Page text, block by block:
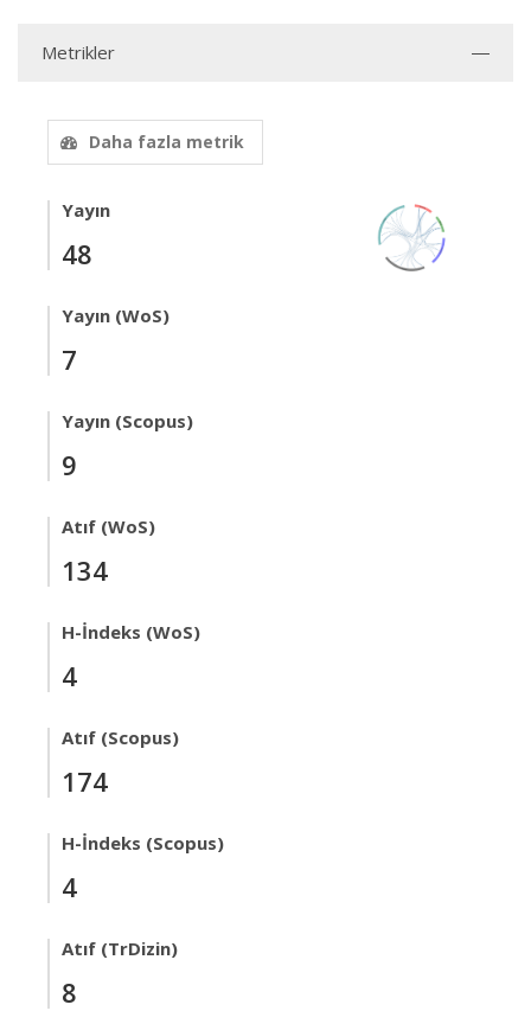
Metrikler
Daha fazla metrik
Yayın
48
Yayın (WoS)
7
Yayın (Scopus)
9
Atıf (WoS)
134
H-İndeks (WoS)
4
Atıf (Scopus)
174
H-İndeks (Scopus)
4
Atıf (TrDizin)
8